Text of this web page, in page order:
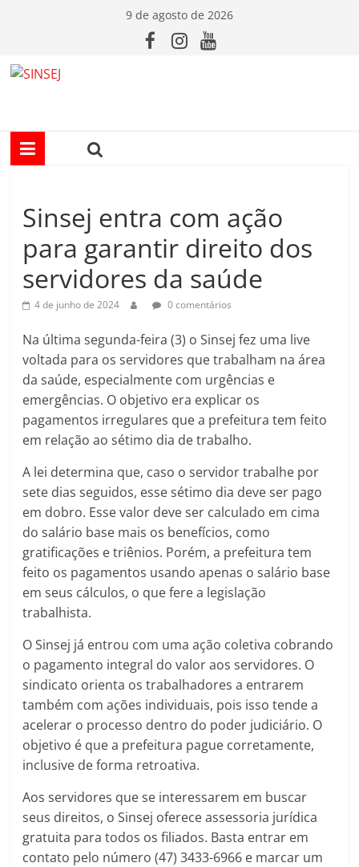
conteúdo
9 de agosto de 2026
I
S
E
Sinsej entra com ação
para garantir direito dos
servidores da saúde
4 de junho de 2024 0 comentários
Na última segunda-feira (3) o Sinsej fez uma live
voltada para os servidores que trabalham na área
da saúde, especialmente com urgências e
emergências. O objetivo era explicar os
pagamentos irregulares que a prefeitura tem feito
em relação ao sétimo dia de trabalho.
A lei determina que, caso o servidor trabalhe por
sete dias seguidos, esse sétimo dia deve ser pago
em dobro. Esse valor deve ser calculado em cima
do salário base mais os benefícios, como
gratificações e triênios. Porém, a prefeitura tem
feito os pagamentos usando apenas o salário base
em seus cálculos, o que fere a legislação
trabalhista.
O Sinsej já entrou com uma ação coletiva cobrando
o pagamento integral do valor aos servidores. O
sindicato orienta os trabalhadores a entrarem
também com ações individuais, pois isso tende a
acelerar o processo dentro do poder judiciário. O
objetivo é que a prefeitura pague corretamente,
inclusive de forma retroativa.
Aos servidores que se interessarem em buscar
seus direitos, o Sinsej oferece assessoria jurídica
gratuita para todos os filiados. Basta entrar em
contato pelo número (47) 3433-6966 e marcar um